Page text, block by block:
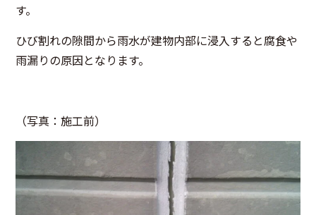
す。
ひび割れの隙間から雨水が建物内部に浸入すると腐食や
雨漏りの原因となります。
（写真：施工前）